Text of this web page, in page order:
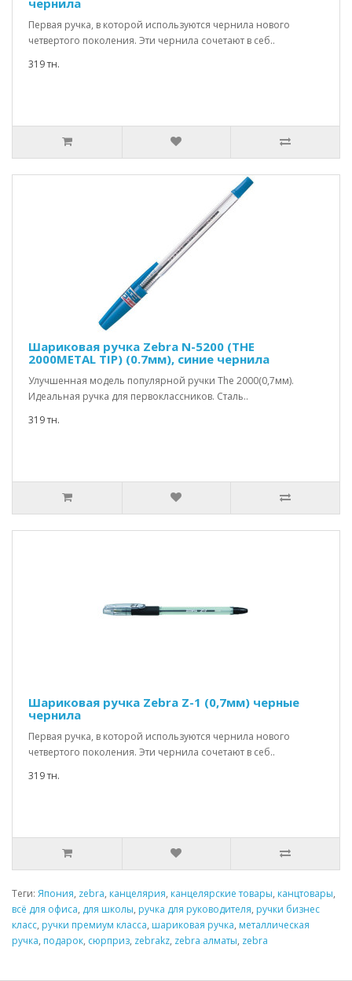
чернила
Первая ручка, в которой используются чернила нового
четвертого поколения. Эти чернила сочетают в себ..
319 тн.
Шариковая ручка Zebra N-5200 (THE
2000METAL TIP) (0.7мм), синие чернила
Улучшенная модель популярной ручки The 2000(0,7мм).
Идеальная ручка для первоклассников. Сталь..
319 тн.
Шариковая ручка Zebra Z-1 (0,7мм) черные
чернила
Первая ручка, в которой используются чернила нового
четвертого поколения. Эти чернила сочетают в себ..
319 тн.
Теги: Япония, zebra, канцелярия, канцелярские товары, канцтовары,
всё для офиса, для школы, ручка для руководителя, ручки бизнес
класс, ручки премиум класса, шариковая ручка, металлическая
ручка, подарок, сюрприз, zebrakz, zebra алматы, zebra